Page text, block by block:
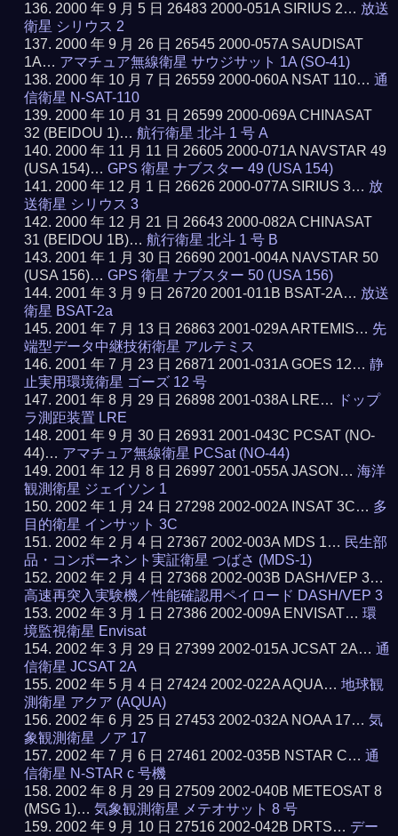
2000 年 9 月 5 日 26483 2000-051A SIRIUS 2… 放送
衛星 シリウス 2
2000 年 9 月 26 日 26545 2000-057A SAUDISAT
1A… アマチュア無線衛星 サウジサット 1A (SO-41)
2000 年 10 月 7 日 26559 2000-060A NSAT 110…通
信衛星 N-SAT-110
2000 年 10 月 31 日 26599 2000-069A CHINASAT
32 (BEIDOU 1)…航行衛星 北斗 1 号 A
2000 年 11 月 11 日 26605 2000-071A NAVSTAR 49
(USA 154)…GPS 衛星 ナブスター 49 (USA 154)
2000 年 12 月 1 日 26626 2000-077A SIRIUS 3… 放
送衛星 シリウス 3
2000 年 12 月 21 日 26643 2000-082A CHINASAT
31 (BEIDOU 1B)…航行衛星 北斗 1 号 B
2001 年 1 月 30 日 26690 2001-004A NAVSTAR 50
(USA 156)…GPS 衛星 ナブスター 50 (USA 156)
2001 年 3 月 9 日 26720 2001-011B BSAT-2A… 放送
衛星 BSAT-2a
2001 年 7 月 13 日 26863 2001-029A ARTEMIS… 先
端型データ中継技術衛星 アルテミス
2001 年 7 月 23 日 26871 2001-031A GOES 12…静
止実用環境衛星 ゴーズ 12 号
2001 年 8 月 29 日 26898 2001-038A LRE…
ドップ
ラ測距装置 LRE
2001 年 9 月 30 日 26931 2001-043C PCSAT (NO-
44)… アマチュア無線衛星 PCSat (NO-44)
2001 年 12 月 8 日 26997 2001-055A JASON…海洋
観測衛星 ジェイソン 1
2002 年 1 月 24 日 27298 2002-002A INSAT 3C… 多
目的衛星 インサット 3C
2002 年 2 月 4 日 27367 2002-003A MDS 1… 民生部
品・コンポーネント実証衛星 つばさ (MDS-1)
2002 年 2 月 4 日 27368 2002-003B DASH/VEP 3…
高速再突入実験機／性能確認用ペイロード DASH/VEP 3
2002 年 3 月 1 日 27386 2002-009A ENVISAT…環
境監視衛星 Envisat
2002 年 3 月 29 日 27399 2002-015A JCSAT 2A…通
信衛星 JCSAT 2A
2002 年 5 月 4 日 27424 2002-022A AQUA…地球観
測衛星 アクア (AQUA)
2002 年 6 月 25 日 27453 2002-032A NOAA 17…気
象観測衛星 ノア 17
2002 年 7 月 6 日 27461 2002-035B NSTAR C…通
信衛星 N-STAR c 号機
2002 年 8 月 29 日 27509 2002-040B METEOSAT 8
(MSG 1)…気象観測衛星 メテオサット 8 号
2002 年 9 月 10 日 27516 2002-042B DRTS… デー